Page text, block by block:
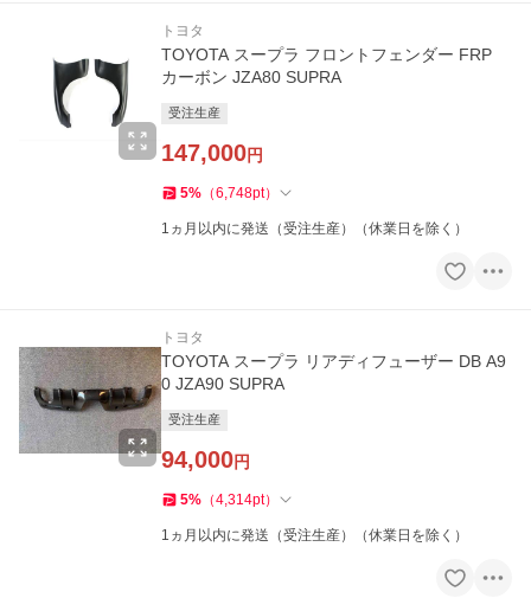
トヨタ
TOYOTA スープラ フロントフェンダー FRP
カーボン JZA80 SUPRA
受注生産
147,000円
5% （6,748pt）
1ヵ月以内に発送（受注生産）（休業日を除く）
トヨタ
TOYOTA スープラ リアディフューザー DB A9
0 JZA90 SUPRA
受注生産
94,000円
5% （4,314pt）
1ヵ月以内に発送（受注生産）（休業日を除く）